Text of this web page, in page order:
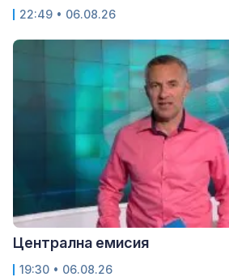
22:49 • 06.08.26
Централна емисия
19:30 • 06.08.26